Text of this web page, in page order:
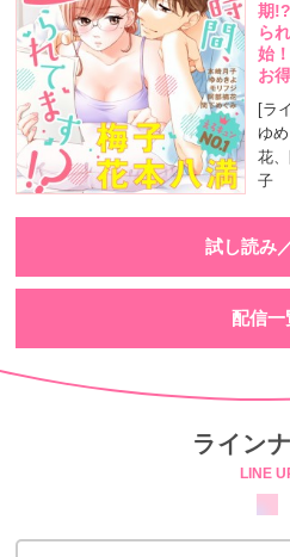
期
ら
始！
お
[ラ
ゆ
花
子
試し読み
配信一
ライン
LINE